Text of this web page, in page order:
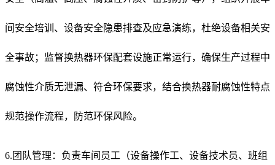
间安全培训、设备安全隐患排查及应急演练，杜绝设备相关安
全事故；监督换热器环保配套设施正常运行，确保生产过程中
腐蚀性介质无泄漏、符合环保要求，结合换热器耐腐蚀性特点
规范操作流程，防范环保风险。
6.团队管理：负责车间员工（设备操作工、设备技术员、班组